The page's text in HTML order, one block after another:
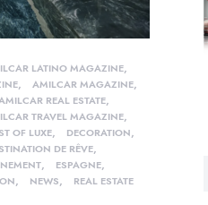
LATINO MAGAZINE
AMILCAR MAGAZINE
REAL ESTATE
TRAVEL MAGAZINE
OF LUXE
DECORATION
DE RÊVE
ESPAGNE
NEWS REAL ESTATE